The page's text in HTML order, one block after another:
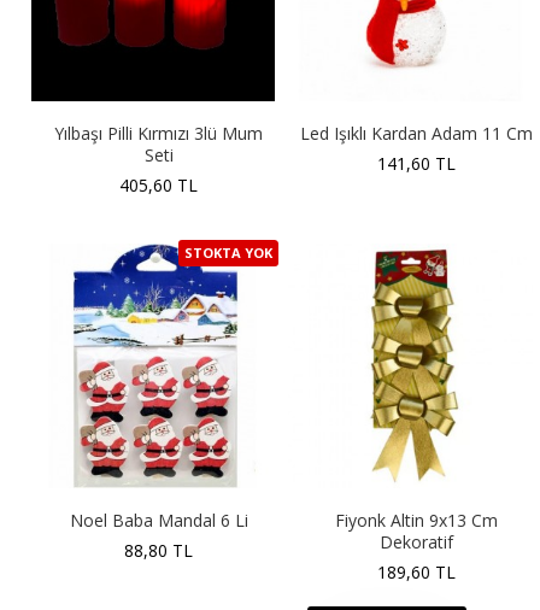
Yılbaşı Pilli Kırmızı 3lü Mum
Seti
405,60 TL
Led Işıklı Kardan Adam 11 Cm
141,60 TL
STOKTA YOK
Noel Baba Mandal 6 Li
88,80 TL
Fiyonk Altin 9x13 Cm
Dekoratif
189,60 TL